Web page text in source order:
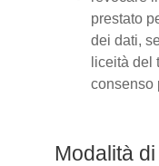
prestato
dei dati,
liceità del
consenso
Modalità